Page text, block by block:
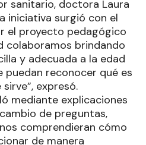
sanitario, doctora Laura
iniciativa surgió con el
el proyecto pedagógico
colaboramos brindando
y adecuada a la edad
puedan reconocer qué es
expresó.
mediante explicaciones
de preguntas,
comprendieran cómo
de manera